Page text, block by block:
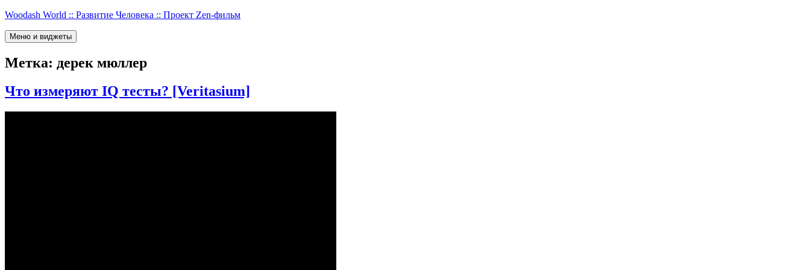
Перейти
содержимому
Woodash World :: Развитие Человека :: Проект Zen-фильм
Меню и виджеты
Метка: дерек мюллер
Что измеряют IQ тесты? [Veritasium]